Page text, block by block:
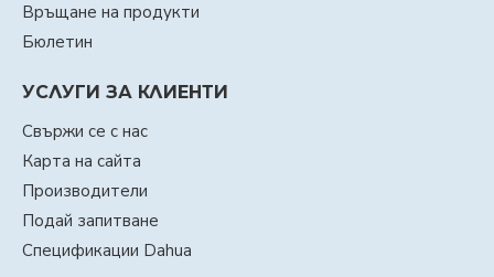
Връщане на продукти
Бюлетин
УСЛУГИ ЗА КЛИЕНТИ
Свържи се с нас
Карта на сайта
Производители
Подай запитване
Спецификации Dahua